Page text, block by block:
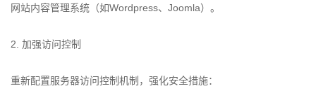
网站内容管理系统（如Wordpress、Joomla）。
2. 加强访问控制
重新配置服务器访问控制机制，强化安全措施：